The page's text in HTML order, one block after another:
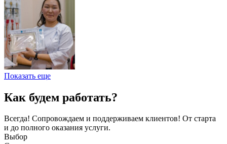
Показать еще
Как будем работать?
Всегда! Сопровождаем и поддерживаем клиентов! От старта
и до полного оказания услуги.
Выбор